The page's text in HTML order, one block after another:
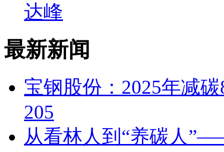
达峰
最新新闻
宝钢股份：2025年减
205
从看林人到“养碳人